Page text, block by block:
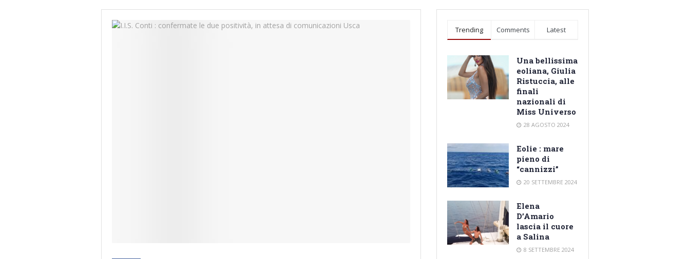
Trending Comments Latest
Una bellissima
eoliana, Giulia
Ristuccia, alle
finali
nazionali di
Miss Universo
28 AGOSTO 2024
Eolie : mare
pieno di
“cannizzi”
20 SETTEMBRE 2024
Elena
D’Amario
lascia il cuore
a Salina
8 SETTEMBRE 2024